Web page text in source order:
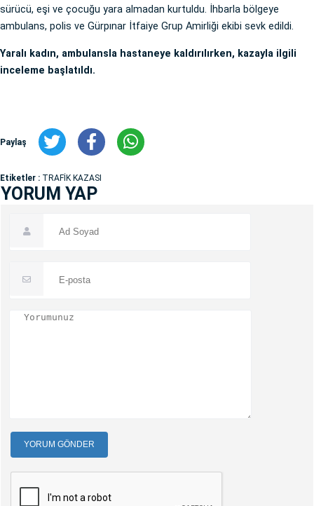
sürücü, eşi ve çocuğu yara almadan kurtuldu. İhbarla bölgeye
ambulans, polis ve Gürpınar İtfaiye Grup Amirliği ekibi sevk edildi.
Yaralı kadın, ambulansla hastaneye kaldırılırken, kazayla ilgili
inceleme başlatıldı.
Paylaş
Etiketler : TRAFİK KAZASI
YORUM YAP
YORUM GÖNDER